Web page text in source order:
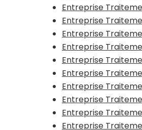
Entreprise
Entreprise
Entreprise
Entreprise
Entreprise
Entreprise
Entreprise
Entreprise
Entreprise
Entreprise